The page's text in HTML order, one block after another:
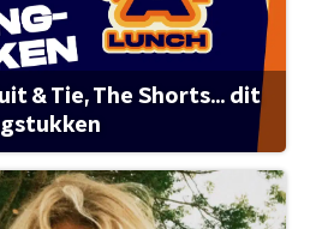
& Tie, The Shorts... dit